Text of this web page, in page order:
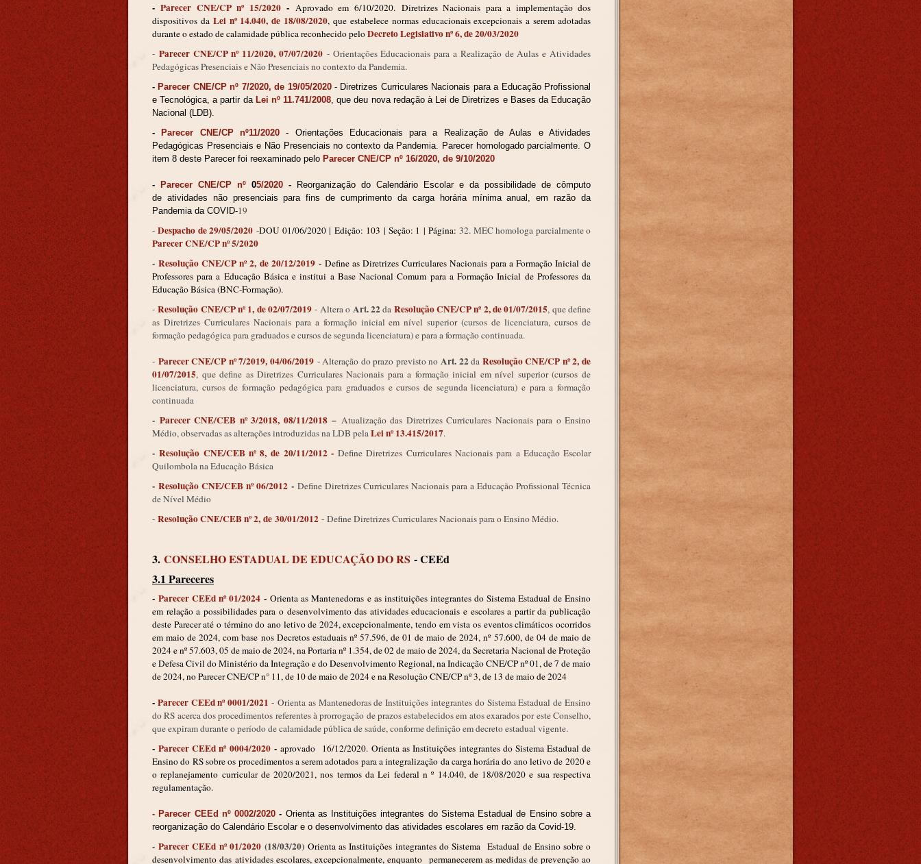
-Parecer CNE/CP nº 15/2020- Aprovado em 6/10/2020. Diretrizes Nacionais para a implementação dos
dispositivos da Lei nº 14.040, de 18/08/2020, que estabelece normas educacionais excepcionais a serem adotadas
durante o estado de calamidade pública reconhecido peloDecreto Legislativo nº 6, de 20/03/2020
- Parecer CNE/CP nº 11/2020, 07/07/2020 - Orientações Educacionais para a Realização de Aulas e Atividades
Pedagógicas Presenciais e Não Presenciais no contexto da Pandemia.
- Parecer CNE/CP nº 7/2020, de 19/05/2020 - Diretrizes Curriculares Nacionais para a Educação Profissional
e Tecnológica, a partir da Lei nº 11.741/2008, que deu nova redação à Lei de Diretrizes e Bases da Educação
Nacional (LDB).
-
Parecer CNE/CP nº11/2020- Orientações Educacionais para a Realização de Aulas e Atividades
Pedagógicas Presenciais e Não Presenciais no contexto da Pandemia. Parecer homologado parcialmente. O
item 8 deste Parecer foi reexaminado pelo Parecer CNE/CP nº 16/2020, de 9/10/2020
- Parecer CNE/CP nº 05/2020 -
Reorganização do Calendário Escolar e da possibilidade de cômputo
de atividades não presenciais para fins de cumprimento da carga horária mínima anual, em razãoda
Pandemia da COVID-19
-Despacho de 29/05/2020 -DOU 01/06/2020 | Edição: 103 | Seção: 1 |Página:32. MEC homologa parcialmente o
Parecer CNE/CP nº 5/2020
-Resolução CNE/CP nº 2, de 20/12/2019- Define as Diretrizes Curriculares Nacionais para a Formação Inicial de
Professores para a Educação Básica e institui a Base Nacional Comum para a Formação Inicial de Professores da
Educação Básica (BNC-Formação).
-Resolução CNE/CP nº 1, de 02/07/2019 - Altera o Art. 22da Resolução CNE/CP nº 2, de 01/07/2015, que define
as Diretrizes Curriculares Nacionais para a formação inicial em nível superior (cursos de licenciatura, cursos de
formação pedagógica para graduados e cursos de segunda licenciatura) e para a formação continuada.
- Parecer CNE/CP nº 7/2019, 04/06/2019- Alteração do prazo previsto no Art. 22da Resolução CNE/CP nº 2, de
01/07/2015, que define as Diretrizes Curriculares Nacionais para a formação inicial em nível superior (cursos de
licenciatura, cursos de formação pedagógica para graduados e cursos de segunda licenciatura) e para a formação
continuada
- Parecer CNE/CEB nº 3/2018, 08/11/2018 – Atualização das Diretrizes Curriculares Nacionais para o Ensino
Médio, observadas as alterações introduzidas na LDB pelaLei nº 13.415/2017.
-Resolução CNE/CEB nº 8, de 20/11/2012 - Define Diretrizes Curriculares Nacionais para a Educação Escolar
Quilombola na Educação Básica
- Resolução CNE/CEB nº 06/2012- Define Diretrizes Curriculares Nacionais para a Educação Profissional Técnica
de Nível Médio
- Resolução CNE/CEB nº 2, de 30/01/2012 - Define Diretrizes Curriculares Nacionais para o Ensino Médio.
3. CONSELHO ESTADUAL DE EDUCAÇÃO DO RS - CEEd
3.1 Pareceres
- Parecer CEEd nº 01/2024 -Orienta as Mantenedoras e as instituições integrantes do Sistema Estadual de Ensino
em relação a possibilidades para o desenvolvimento das atividades educacionais e escolares a partir da publicação
deste Parecer até o término do ano letivo de 2024, excepcionalmente, tendo em vista os eventos climáticos ocorridos
em maio de 2024, com base nos Decretos estaduais nº 57.596, de 01 de maio de 2024, nº 57.600, de 04 de maio de
2024 e nº 57.603, 05 de maio de 2024, na Portaria nº 1.354, de 02 de maio de 2024, da Secretaria Nacional de Proteção
e Defesa Civil do Ministério da Integração e do Desenvolvimento Regional, na Indicação CNE/CP nº 01, de 7 de maio
de 2024, no Parecer CNE/CP n° 11, de 10 de maio de 2024 e na Resolução CNE/CP nº 3, de 13 de maio de 2024
- Parecer CEEd nº 0001/2021- Orienta as Mantenedoras de Instituições integrantes do Sistema Estadual de Ensino
do RS acerca dos procedimentos referentes à prorrogação de prazos estabelecidos em atos exarados por este Conselho,
que expiram durante o período de calamidade pública de saúde, conforme definição em decreto estadual vigente.
-Parecer CEEd nº 0004/2020 - aprovado 16/12/2020. Orienta as Instituições integrantes do Sistema Estadual de
Ensino do RS sobre os procedimentos a serem adotados para a integralização da carga horária do ano letivo de 2020 e
o replanejamento curricular de 2020/2021, nos termos da Lei federal n º 14.040, de 18/08/2020 e sua respectiva
regulamentação.
- Parecer CEEd nº 0002/2020 - Orienta as Instituições integrantes do Sistema Estadual de Ensino sobre a
reorganização do Calendário Escolar e o desenvolvimento das atividades escolares em razão da Covid-19.
-Parecer CEEd nº 01/2020 (18/03/20)Orienta as Instituições integrantes do Sistema Estadual de Ensino sobre o
desenvolvimento das atividades escolares, excepcionalmente, enquanto permanecerem as medidas de prevenção ao